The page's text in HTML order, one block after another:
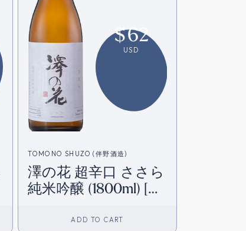
$62
USD
TOMONO SHUZO (伴野酒造)
澤の花 超辛口 ささら
純米吟醸 (1800ml) [日
ADD TO CART